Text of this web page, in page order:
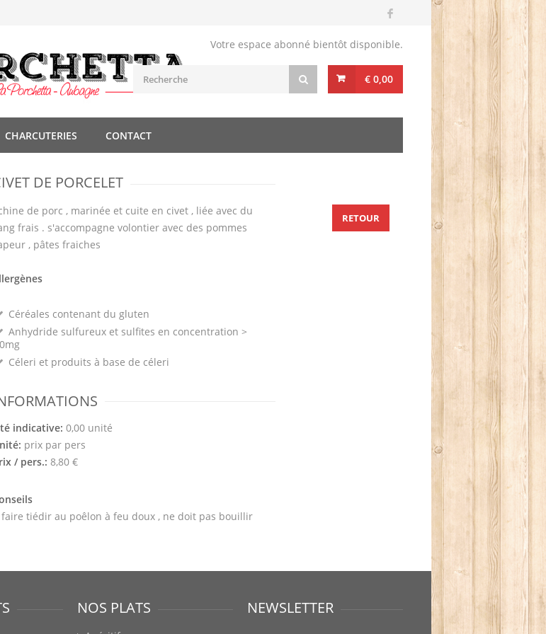
Votre espace abonné bientôt disponible.
€ 0,00
CHARCUTERIES CONTACT
DE PORCELET
de porc , marinée et cuite en civet , liée avec du
frais . s'accompagne volontier avec des pommes
, pâtes fraiches
Céréales contenant du gluten
Anhydride sulfureux et sulfites en concentration >
Céleri et produits à base de céleri
indicative: 0,00 unité
prix par pers
/ pers.: 8,80 €
faire tiédir au poêlon à feu doux , ne doit pas bouillir
RETOUR
NOS PLATS NEWSLETTER